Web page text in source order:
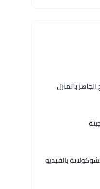
بالمنزل
بالفيديو